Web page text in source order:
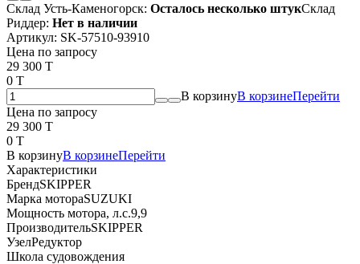
Склад Усть-Каменогорск: Осталось несколько штукСклад
Риддер: Нет в наличии
Артикул: SK-57510-93910
Цена по запросу
29 300 T
0 T
В корзинуВ корзинеПерейти
Цена по запросу
29 300 T
0 T
В корзинуВ корзинеПерейти
Характеристики
БрендSKIPPER
Марка мотораSUZUKI
Мощность мотора, л.с.9,9
ПроизводительSKIPPER
УзелРедуктор
Школа судовождения